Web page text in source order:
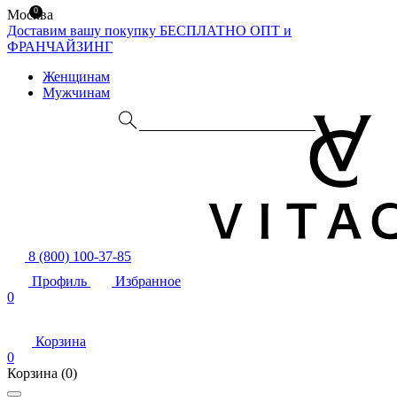
Москва
Доставим вашу покупку БЕСПЛАТНО ОПТ и
ФРАНЧАЙЗИНГ
Женщинам
Мужчинам
8 (800) 100-37-85
Профиль
Избранное
0
Корзина
0
Корзина (0)
0